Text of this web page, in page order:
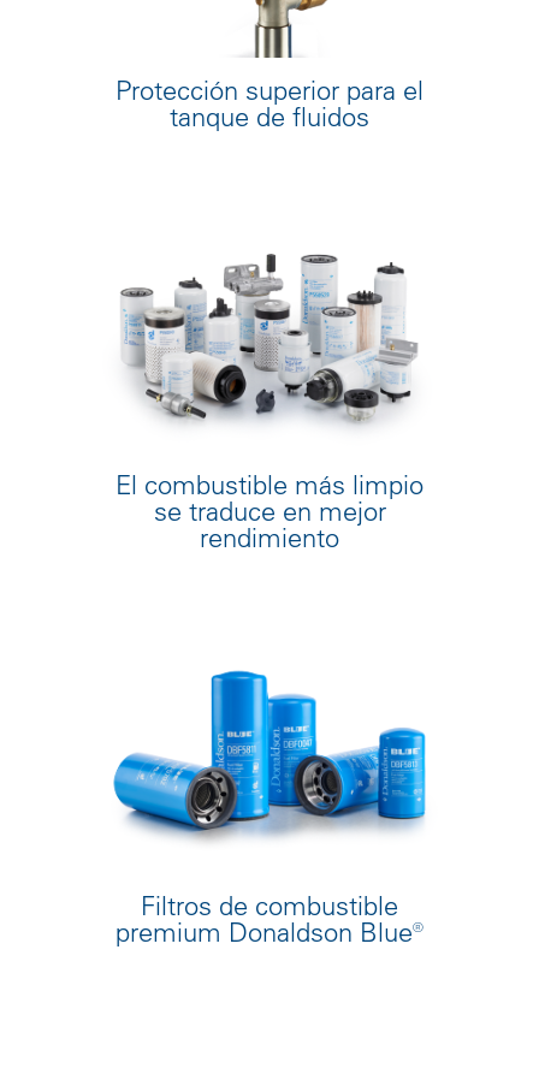
Protección superior para el
tanque de fluidos
El combustible más limpio
se traduce en mejor
rendimiento
Filtros de combustible
premium Donaldson Blue®